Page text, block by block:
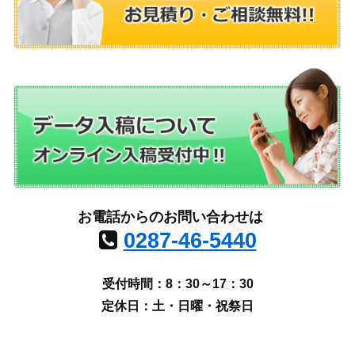
お電話からのお問い合わせは
0287-46-5440
受付時間：8：30～17：30
定休日：土・日曜・祝祭日